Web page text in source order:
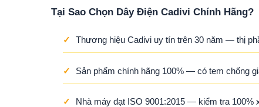
Tại Sao Chọn Dây Điện Cadivi Chính Hãng?
✓ Thương hiệu Cadivi uy tín trên 30 năm — thị
✓ Sản phẩm chính hãng 100% — có tem chống
✓ Nhà máy đạt ISO 9001:2015 — kiểm tra 100%